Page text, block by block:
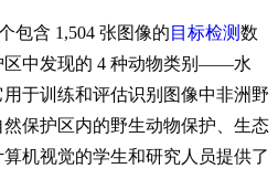
包含 1,504 张图像的 目标检测数
区中发现的 4 种动物类别——水
于训练和评估识别图像中非洲野
保护区内的野生动物保护、生态
机视觉的学生和研究人员提供了